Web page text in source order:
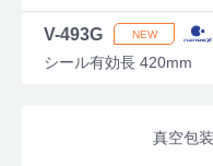
V-493G
シール有効長 420mm
真空包